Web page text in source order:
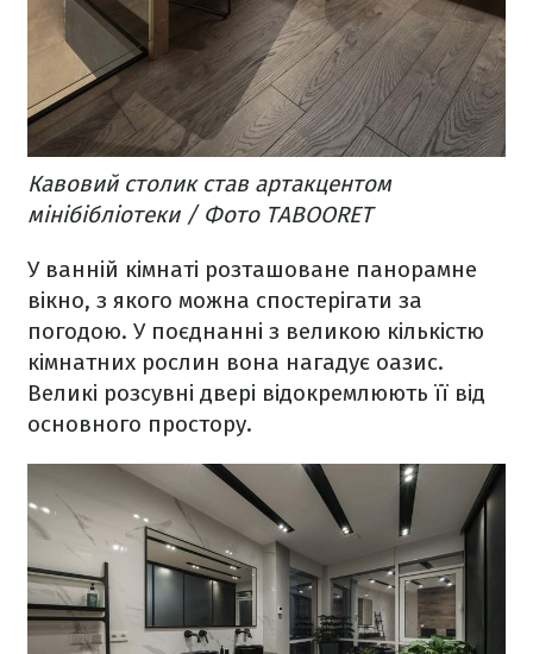
Кавовий столик став артакцентом
мінібібліотеки / Фото TABOORET
У ванній кімнаті розташоване панорамне
вікно, з якого можна спостерігати за
погодою. У поєднанні з великою кількістю
кімнатних рослин вона нагадує оазис.
Великі розсувні двері відокремлюють її від
основного простору.